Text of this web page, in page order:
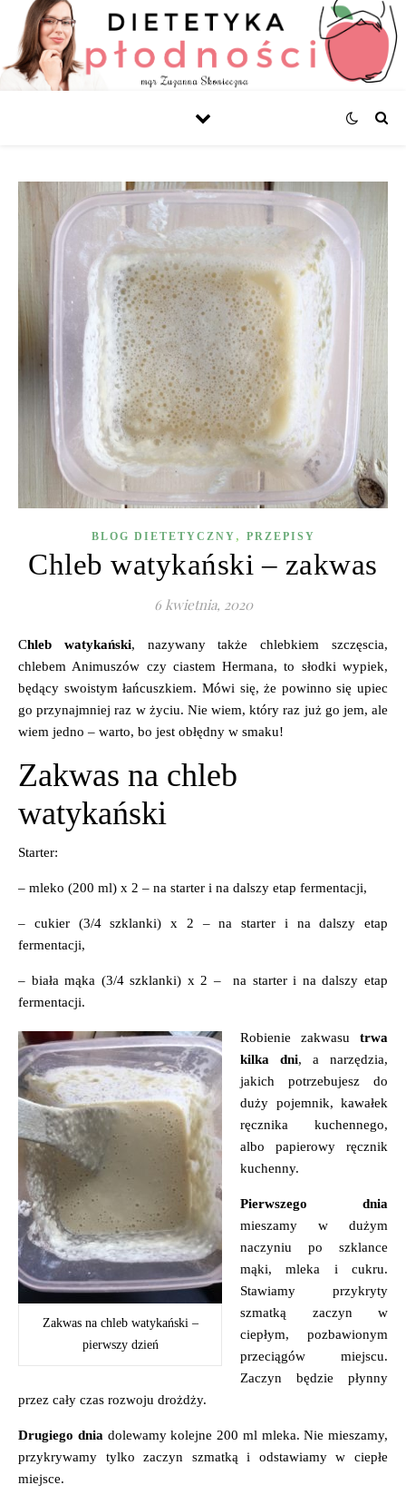
BLOG DIETETYCZNY , PRZEPISY
Chleb watykański – zakwas
6 kwietnia, 2020
Chleb watykański, nazywany także chlebkiem szczęscia,
chlebem Animuszów czy ciastem Hermana, to słodki wypiek,
będący swoistym łańcuszkiem. Mówi się, że powinno się upiec
go przynajmniej raz w życiu. Nie wiem, który raz już go jem, ale
wiem jedno – warto, bo jest obłędny w smaku!
Zakwas na chleb
watykański
Starter:
– mleko (200 ml) x 2 – na starter i na dalszy etap fermentacji,
– cukier (3/4 szklanki) x 2 – na starter i na dalszy etap
fermentacji,
– biała mąka (3/4 szklanki) x 2 – na starter i na dalszy etap
fermentacji.
Zakwas na chleb watykański –
pierwszy dzień
Robienie zakwasu trwa
kilka dni, a narzędzia,
jakich potrzebujesz do
duży pojemnik, kawałek
ręcznika kuchennego,
albo papierowy ręcznik
kuchenny.
Pierwszego dnia
mieszamy w dużym
naczyniu po szklance
mąki, mleka i cukru.
Stawiamy przykryty
szmatką zaczyn w
ciepłym, pozbawionym
przeciągów miejscu.
Zaczyn będzie płynny
przez cały czas rozwoju drożdży.
Drugiego dnia dolewamy kolejne 200 ml mleka. Nie mieszamy,
przykrywamy tylko zaczyn szmatką i odstawiamy w ciepłe
miejsce.